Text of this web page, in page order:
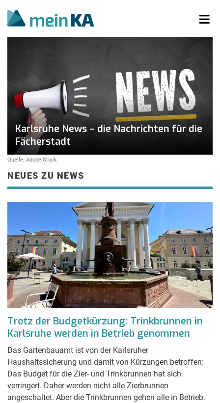
Karlsruhe News – die Nachrichten für die
Fächerstadt
Quelle: Adobe Stock
NEUES ZU NEWS
Trotz der Budgetkürzung: Trinkbrunnen in
Karlsruhe werden in Betrieb genommen
Das Gartenbauamt ist von der Karlsruher
Haushaltssicherung und damit von Kürzungen betroffen:
Das Budget für die Zier- und Trinkbrunnen hat sich
verringert. Daher werden nicht alle Zierbrunnen
angeschaltet. Aber die Trinkbrunnen gehen alle in Betrieb.